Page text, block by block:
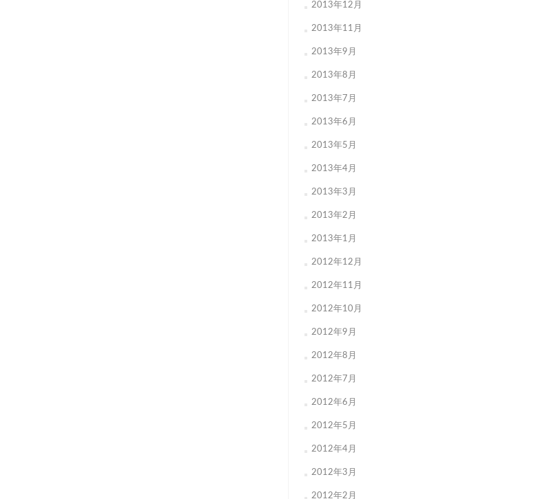
2013年12月
2013年11月
2013年9月
2013年8月
2013年7月
2013年6月
2013年5月
2013年4月
2013年3月
2013年2月
2013年1月
2012年12月
2012年11月
2012年10月
2012年9月
2012年8月
2012年7月
2012年6月
2012年5月
2012年4月
2012年3月
2012年2月